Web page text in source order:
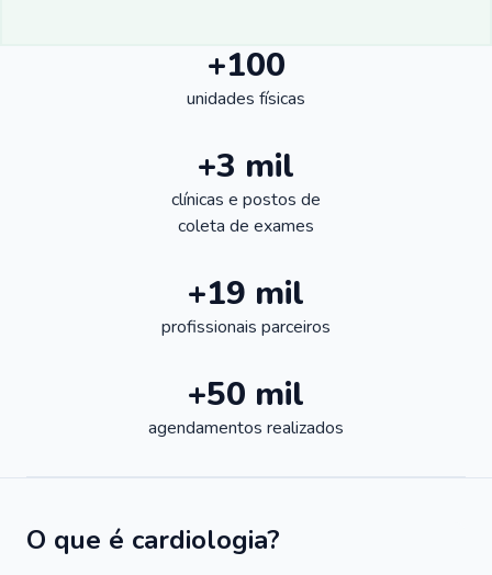
+100
unidades físicas
+3 mil
clínicas e postos de
coleta de exames
+19 mil
profissionais parceiros
+50 mil
agendamentos realizados
O que é cardiologia?